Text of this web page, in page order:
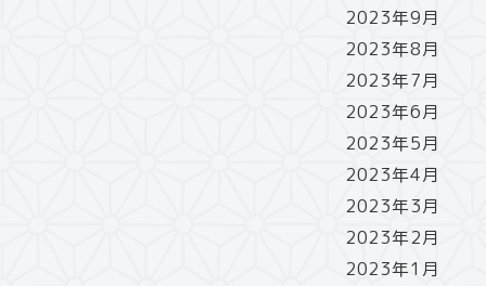
2023年9月
2023年8月
2023年7月
2023年6月
2023年5月
2023年4月
2023年3月
2023年2月
2023年1月